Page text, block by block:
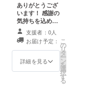
とになりま
した！今ま
で遊具の制
作は２点ほ
どでまだま
だ不足なの
ですが、こ
ありがとうござ
います！ 感謝の
気持ちを込めお
礼のメールを差
し上げます。
支援者：0人
お届け予定：
詳細を見る
こ
の
リ
タ
ー
ン
を
選
択
す
る